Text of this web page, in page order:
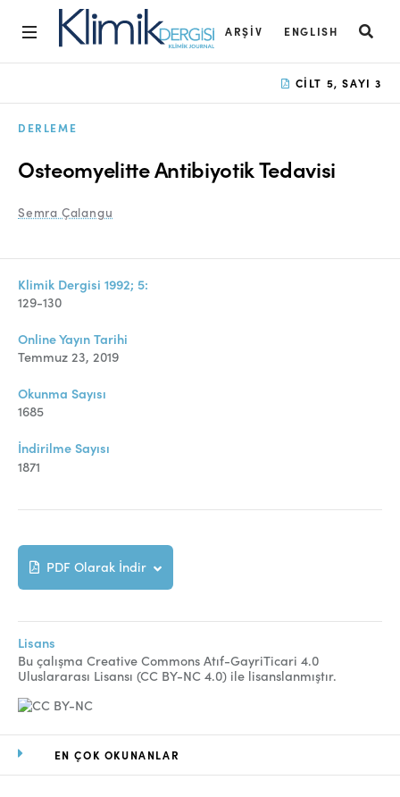
ARŞIV ENGLISH
Açık Erişim İlkesi
Yayın Kurulu
Etik İlkeler
Editoryal Süreç
Danışmanlık Süreci
Yazarlara Bilgi
Online Makale Gönderimi
Dizinler
Telif Hakları
İletişim
FACEBOOK
EN ÇOK OKUNANLAR
CILT 5, SAYI 3
DERLEME
Osteomyelitte Antibiyotik Tedavisi
Semra Çalangu
Klimik Dergisi 1992; 5:
129-130
Online Yayın Tarihi
Temmuz 23, 2019
Okunma Sayısı
1685
İndirilme Sayısı
1871
PDF Olarak İndir
Lisans
Bu çalışma Creative Commons Atıf-GayriTicari 4.0
Uluslararası Lisansı (CC BY-NC 4.0) ile lisanslanmıştır.